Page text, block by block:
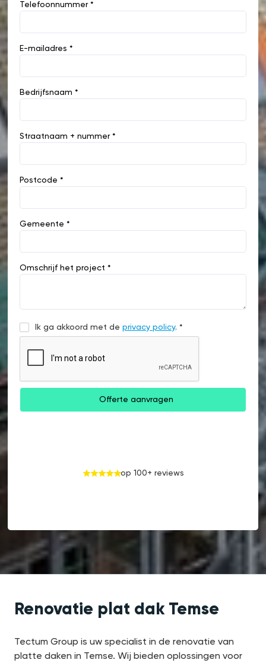
Telefoonnummer *
E-mailadres *
Bedrijfsnaam *
Straatnaam + nummer *
Postcode *
Gemeente *
Omschrijf het project *
Ik ga akkoord met deprivacy policy. *
op 100+ reviews
Renovatie plat dak Temse
Tectum Group is uw specialist in de renovatie van
platte daken in Temse. Wij bieden oplossingen voor